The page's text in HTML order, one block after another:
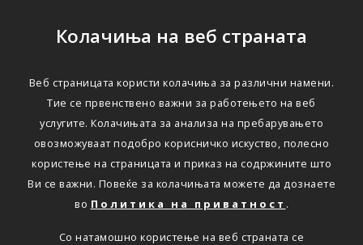
Колачиња на веб страната
Веб страницата користи колачиња за различни намени.
Тие се првенствено важни за работењето на веб
услугите. Колачињата за анализа на пребарувањето
овозможуваат подобро корисничко искуство, полесно
користење на страницата и приказ на содржините што
Ви се важни. Повеќе за колачињата можете да дознаете
во Политика на приватност .
Со натамошно користење на веб страната се